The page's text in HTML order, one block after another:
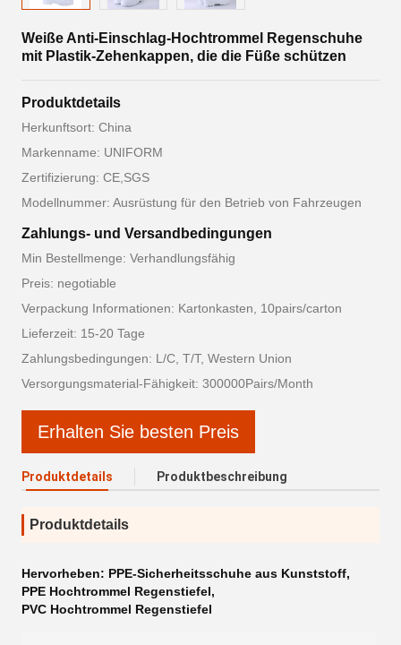
Weiße Anti-Einschlag-Hochtrommel Regenschuhe
mit Plastik-Zehenkappen, die die Füße schützen
Produktdetails
Herkunftsort: China
Markenname: UNIFORM
Zertifizierung: CE,SGS
Modellnummer: Ausrüstung für den Betrieb von Fahrzeugen
Zahlungs- und Versandbedingungen
Min Bestellmenge: Verhandlungsfähig
Preis: negotiable
Verpackung Informationen: Kartonkasten, 10pairs/carton
Lieferzeit: 15-20 Tage
Zahlungsbedingungen: L/C, T/T, Western Union
Versorgungsmaterial-Fähigkeit: 300000Pairs/Month
Erhalten Sie besten Preis
Produktdetails Produktbeschreibung
Produktdetails
Hervorheben: PPE-Sicherheitsschuhe aus Kunststoff,
PPE Hochtrommel Regenstiefel,
PVC Hochtrommel Regenstiefel